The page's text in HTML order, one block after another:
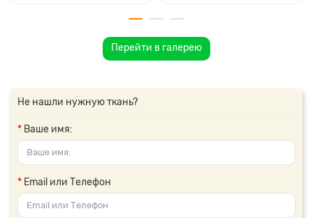
Перейти в галерею
Не нашли нужную ткань?
Ваше имя:
Email или Телефон